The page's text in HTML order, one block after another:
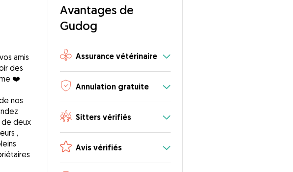
amis
des
❤️
nos
de deux
,
Avantages de
Gudog
Assurance vétérinaire
Annulation gratuite
Sitters vérifiés
Avis vérifiés